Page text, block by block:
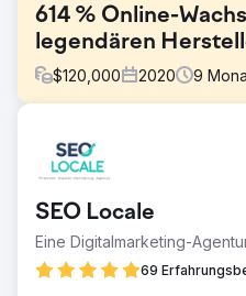
614 % Online-
legendären
$120,000 2020 9
Anfang 2020 hatte ein
trotz jahrelanger
70.000 Benutzer und einen
162.318,92 US-Dollar
eine Partnerschaft mit uns
für sich.
SEO Locale
Eine Digitalmarketing-
69